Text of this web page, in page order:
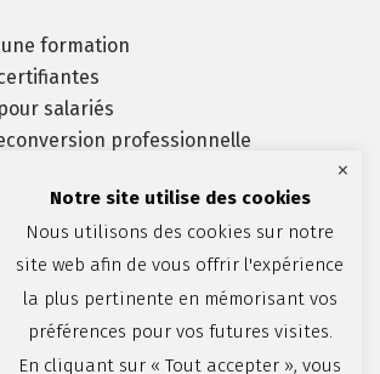
formation
salariés
professionnelle
Notre site utilise des cookies
Nous utilisons des cookies sur notre
site web afin de vous offrir l'expérience
la plus pertinente en mémorisant vos
préférences pour vos futures visites.
En cliquant sur « Tout accepter », vous
×